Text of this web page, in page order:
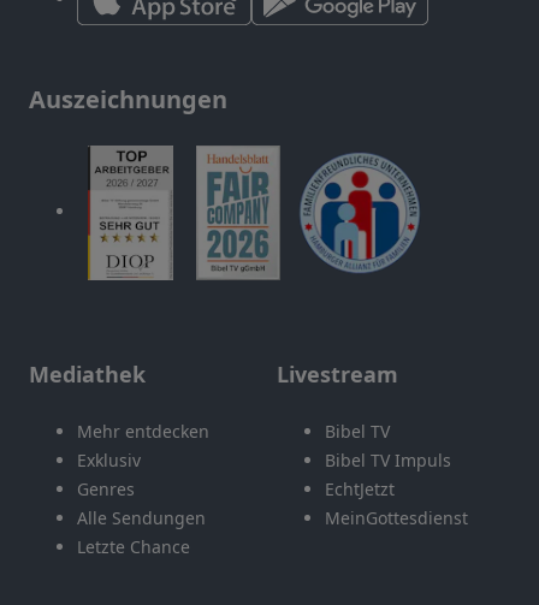
Auszeichnungen
Mediathek
Mehr entdecken
Exklusiv
Genres
Alle Sendungen
Letzte Chance
Livestream
Bibel TV
Bibel TV Impuls
EchtJetzt
MeinGottesdienst